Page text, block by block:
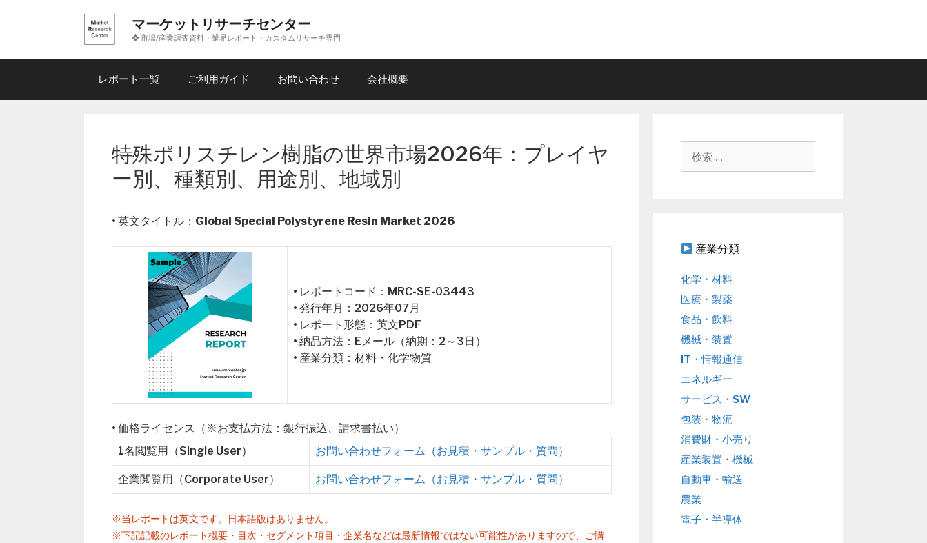
ン
マーケットリサーチセンター
❖ 市場/産業調査資料・業界レポート・カスタムリサーチ専門
レポート一覧 ご利用ガイド お問い合わせ 会社概要
特殊ポリスチレン樹脂の世界市場2026年：プレイヤ
ー別、種類別、用途別、地域別
• 英文タイトル： Global Special Polystyrene Resin Market 2026
• レポートコード：MRC-SE-03443
• 発行年月：2026年07月
• レポート形態：英文PDF
• 納品方法：Eメール（納期：2～3日）
• 産業分類：材料・化学物質
• 価格ライセンス（※お支払方法：銀行振込、請求書払い）
1名閲覧用（Single User）
お問い合わせフォーム（お見積・サンプル・質問）
企業閲覧用（Corporate User） お問い合わせフォーム（お見積・サンプル・質問）
※当レポートは英文です。日本語版はありません。
※下記記載のレポート概要・目次・セグメント項目・企業名などは最新情報ではない可能性がありますので、ご購
産業分類
化学・材料
医療・製薬
食品・飲料
機械・装置
IT・情報通信
エネルギー
サービス・SW
包装・物流
消費財・小売り
産業装置・機械
自動車・輸送
農業
電子・半導体